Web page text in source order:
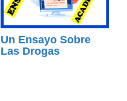
Un Ensayo Sobre
Las Drogas